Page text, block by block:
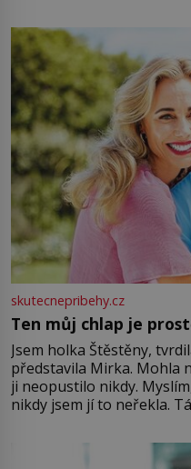
můžete obohatit své
větší harmonii a klid. Je
skutecnepribehy.cz
Ten můj chlap je
Jsem holka Štěstěny,
představila Mirka. Mohla
ji neopustilo nikdy.
nikdy jsem jí to neřekla.
Jsme spolu moc rádi